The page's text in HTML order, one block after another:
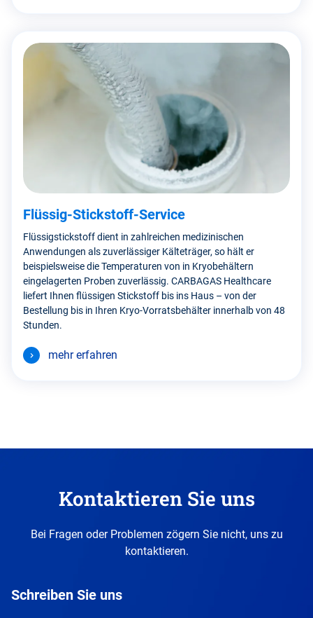
Flüssig-Stickstoff-Service
Flüssigstickstoff dient in zahlreichen medizinischen
Anwendungen als zuverlässiger Kälteträger, so hält er
beispielsweise die Temperaturen von in Kryobehältern
eingelagerten Proben zuverlässig. CARBAGAS Healthcare
liefert Ihnen flüssigen Stickstoff bis ins Haus – von der
Bestellung bis in Ihren Kryo-Vorratsbehälter innerhalb von 48
Stunden.
mehr erfahren
Kontaktieren Sie uns
Bei Fragen oder Problemen zögern Sie nicht, uns zu
kontaktieren.
Schreiben Sie uns